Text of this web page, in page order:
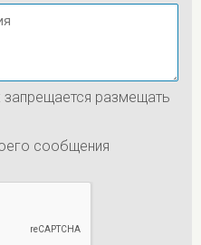
размещать
сообщения